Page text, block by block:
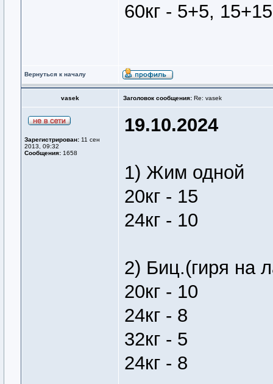
60кг - 5+5,
Вернуться к началу
vasek Заголовок сообщения: Re: vasek
Зарегистрирован: 11 сен
2013, 09:32
Сообщения: 1658
19.10.2024
1) Жим одной
20кг - 15
24кг - 10
2) Биц.(гиря на
20кг - 10
24кг - 8
32кг - 5
24кг - 8